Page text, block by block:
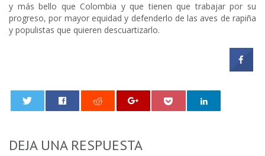
y más bello que Colombia y que tienen que trabajar por su
progreso, por mayor equidad y defenderlo de las aves de rapiña
y populistas que quieren descuartizarlo.
DEJA UNA RESPUESTA